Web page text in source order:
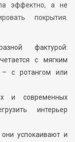
эффектно, а не
покрытия.
фактурой:
с мягким
– с ротангом или
и современных
интерьер
успокаивают и